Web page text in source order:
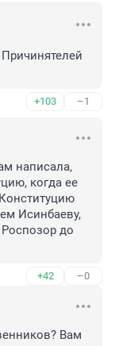
+103 –1
написала,
когда ее
Исинбаеву,
до
+42 –0
Вам